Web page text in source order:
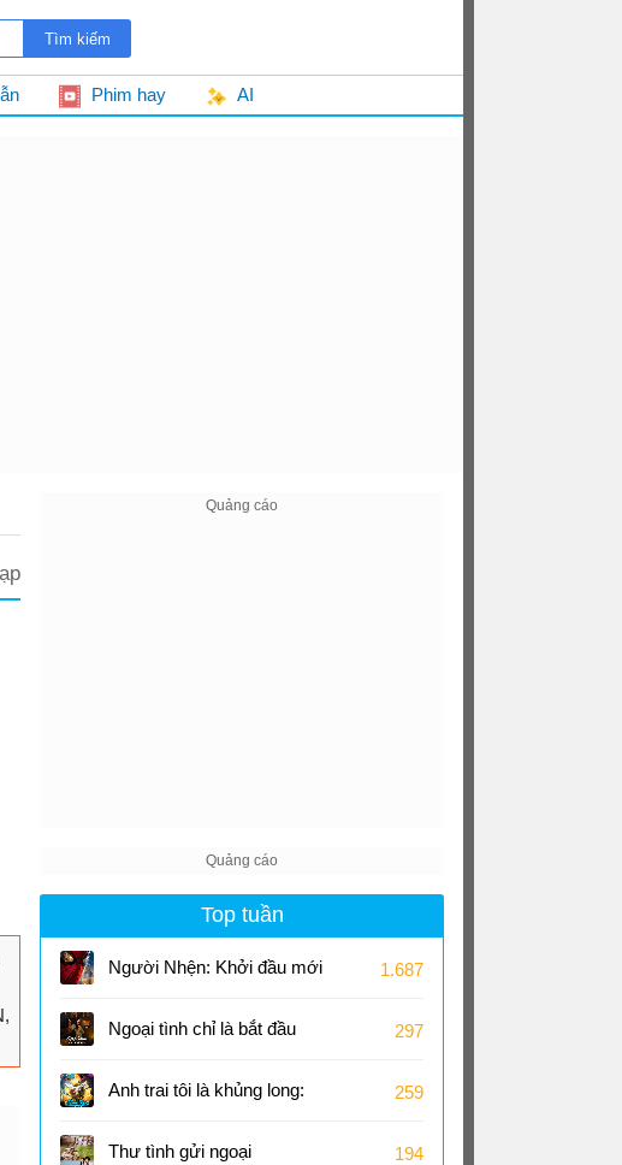
Phim hay AI
Top tuần
Người Nhện: Khởi đầu mới 1.687
Ngoại tình chỉ là bắt đầu 297
Anh trai tôi là khủng long:
Tương lai của quá khứ
259
Thư tình gửi ngoại 194